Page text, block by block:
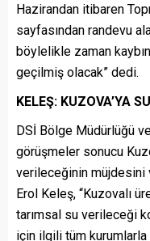
Hazirandan itibaren
sayfasından randevu
böylelikle zaman
geçilmiş olacak” dedi.
KELEŞ: KUZOVA’YA
DSİ Bölge Müdürlüğü
görüşmeler sonucu
verileceğinin müjdesini
Erol Keleş, “Kuzovalı
tarımsal su verileceği
için ilgili tüm kurumlarla